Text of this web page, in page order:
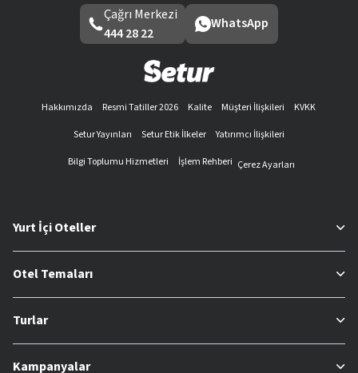
Çağrı Merkezi
444 28 22
WhatsApp
Hakkımızda Resmi Tatiller 2026 Kalite Müşteri İlişkileri
KVKK
Setur Yayınları
Setur Etik İlkeler
Yatırımcı İlişkileri
Bilgi Toplumu Hizmetleri
İşlem Rehberi Çerez Ayarları
Yurt İçi Oteller
Otel Temaları
Turlar
Kampanyalar